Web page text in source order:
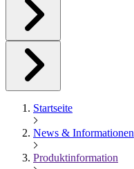
Startseite
News & Informationen
Produktinformation